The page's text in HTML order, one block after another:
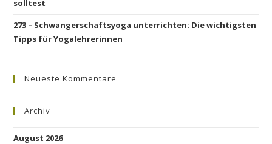
solltest
273 – Schwangerschaftsyoga unterrichten: Die wichtigsten
Tipps für Yogalehrerinnen
Neueste Kommentare
Archiv
August 2026